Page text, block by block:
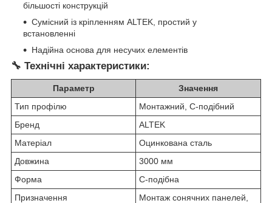
більшості конструкцій
Сумісний із кріпленням ALTEK, простий у
встановленні
Надійна основа для несучих елементів
🔧 Технічні характеристики:
Параметр
Значення
Тип профілю
Монтажний, C-подібний
Бренд
ALTEK
Матеріал
Оцинкована сталь
Довжина
3000 мм
Форма
C-подібна
Призначення
Монтаж сонячних панелей,